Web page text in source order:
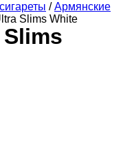
/Армянские
Slims White